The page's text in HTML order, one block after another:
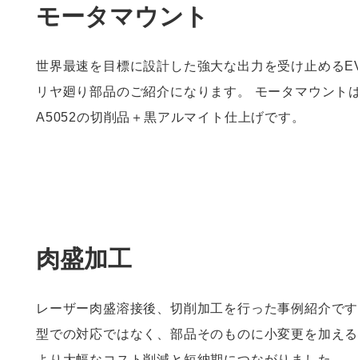
モータマウント
世界最速を目標に設計した強大な出力を受け止める
リヤ廻り部品のご紹介になります。 モータマウント
A5052の切削品＋黒アルマイト仕上げです。
肉盛加工
レーザー肉盛溶接後、切削加工を行った事例紹介で
型での対応ではなく、部品そのものに小変更を加え